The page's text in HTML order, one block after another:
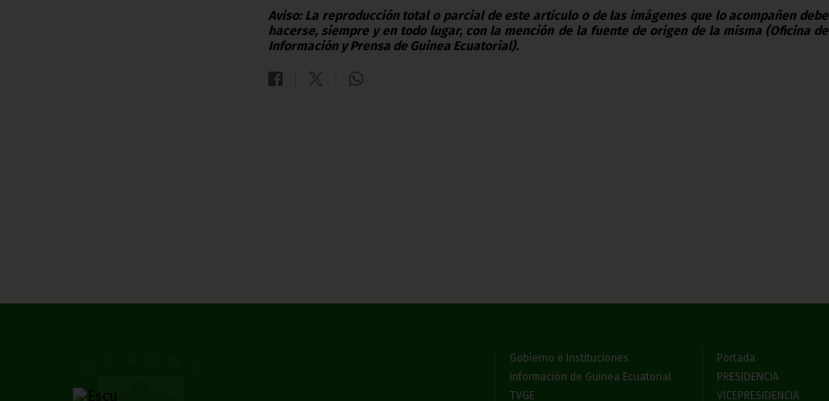
Aviso: La reproducción total o parcial de este artículo o de las imágenes que lo acompañen debe
hacerse, siempre y en todo lugar, con la mención de la fuente de origen de la misma (Oficina de
Información y Prensa de Guinea Ecuatorial).
Gobierno e Instituciones
Información de Guinea Ecuatorial
TVGE
Portada
PRESIDENCIA
VICEPRESIDENCIA